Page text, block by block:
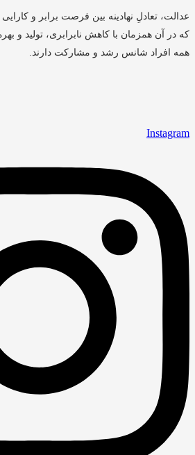
تعادلِ نهادینه بین فرصت برابر و کارایی
آن همزمان با کاهش نابرابری، تولید و
افراد شانس رشد و مشارکت دارند.